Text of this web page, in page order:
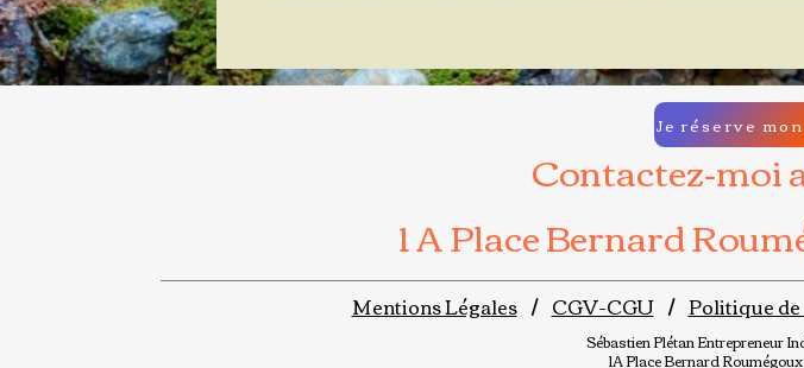
Contactez-moi
1 A Place Bernard
Je réserve
Mentions Légales/ CGV-CGU/ Politique
Sébastien PlétanEntrepreneur
1A Place Bernard